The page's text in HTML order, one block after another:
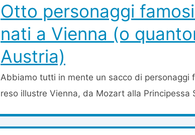
Otto personaggi
nati a Vienna (o
Austria)
Abbiamo tutti in mente un sacco di personaggi
reso illustre Vienna, da Mozart alla Principessa